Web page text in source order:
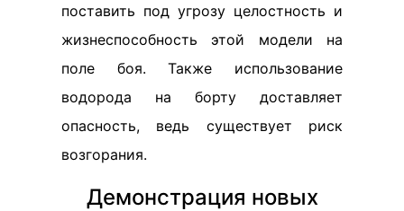
поставить под угрозу целостность и
жизнеспособность этой модели на
поле боя. Также использование
водорода на борту доставляет
опасность, ведь существует риск
возгорания.
Демонстрация новых